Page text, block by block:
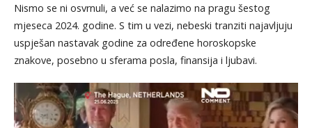
Nismo se ni osvrnuli, a već se nalazimo na pragu šestog
mjeseca 2024. godine. S tim u vezi, nebeski tranziti najavljuju
uspješan nastavak godine za određene horoskopske
znakove, posebno u sferama posla, finansija i ljubavi.